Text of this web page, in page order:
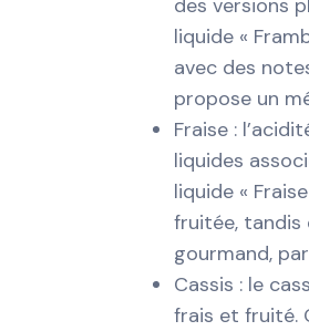
des versions
liquide «
avec des
propose un
Fraise :
liquides
liquide «
fruitée, tandis
gourmand,
Cassis : le
frais et fruité.